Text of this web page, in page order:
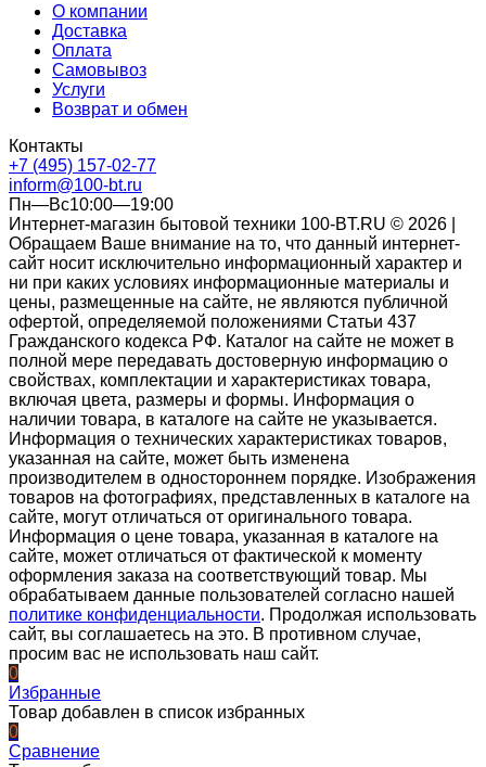
О компании
Доставка
Оплата
Самовывоз
Услуги
Возврат и обмен
Контакты
+7 (495) 157-02-77
inform@100-bt.ru
Пн—Вс10:00—19:00
Интернет-магазин бытовой техники 100-BT.RU © 2026 |
Обращаем Ваше внимание на то, что данный интернет-
сайт носит исключительно информационный характер и
ни при каких условиях информационные материалы и
цены, размещенные на сайте, не являются публичной
офертой, определяемой положениями Статьи 437
Гражданского кодекса РФ. Каталог на сайте не может в
полной мере передавать достоверную информацию о
свойствах, комплектации и характеристиках товара,
включая цвета, размеры и формы. Информация о
наличии товара, в каталоге на сайте не указывается.
Информация о технических характеристиках товаров,
указанная на сайте, может быть изменена
производителем в одностороннем порядке. Изображения
товаров на фотографиях, представленных в каталоге на
сайте, могут отличаться от оригинального товара.
Информация о цене товара, указанная в каталоге на
сайте, может отличаться от фактической к моменту
оформления заказа на соответствующий товар. Мы
обрабатываем данные пользователей согласно нашей
политике конфиденциальности. Продолжая использовать
сайт, вы соглашаетесь на это. В противном случае,
просим вас не использовать наш сайт.
0
Избранные
Товар добавлен в список избранных
0
Сравнение